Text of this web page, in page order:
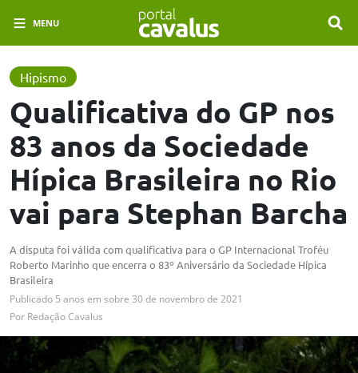
MENU
Hipismo
Qualificativa do GP nos
83 anos da Sociedade
Hípica Brasileira no Rio
vai para Stephan Barcha
A disputa foi válida com qualificativa para o GP Internacional Troféu
Roberto Marinho que encerra o 83º Aniversário da Sociedade Hípica
Brasileira
Publicado 5 anos em sobre 30 de novembro de 2021
Por Redação Cavalus